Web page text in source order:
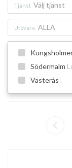
Tjänst Välj tjänst
Utövare ALLA
Södermalm
Västerås